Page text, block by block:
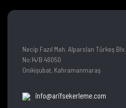
Necip Fazıl Mah. Alparslan Türkeş Blv.
No:14/B 46050
Onikişubat, Kahramanmaraş
info@arifsekerleme.com